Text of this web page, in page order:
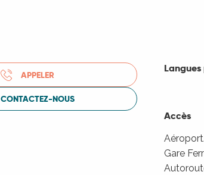
APPELER
CONTACTEZ-NOUS
Accès
Accès
Gare